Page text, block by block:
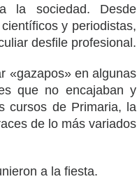
la sociedad. Desde
y periodistas,
desfile profesional.
«gazapos» en algunas
que no encajaban y
cursos de Primaria, la
de lo más variados
a la fiesta.